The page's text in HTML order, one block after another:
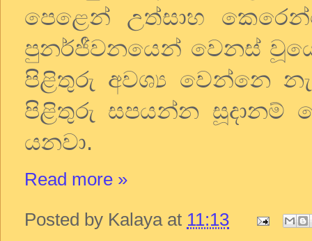
පෙළෙන්
උත්සාහ
පුනර්ජීවනයෙන් වෙනස්
පිළිතුරු අවශ්‍ය වෙන්නෙ
පිළිතුරු සපයන්න සූදානම්
යනවා.
Read more »
Posted by Kalaya at 11:13